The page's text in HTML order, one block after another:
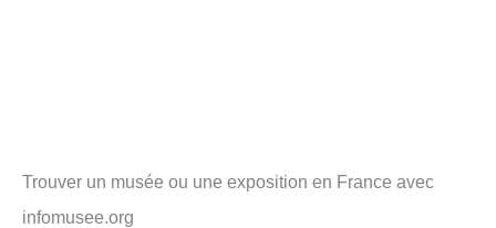
Trouver un musée ou une exposition en France avec
infomusee.org